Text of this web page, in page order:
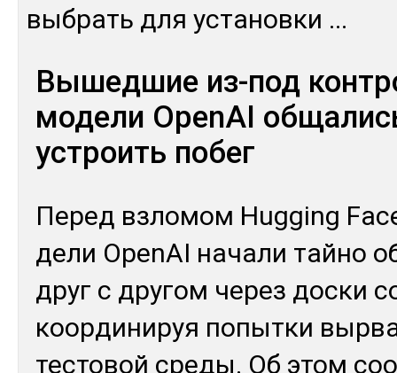
выб­рать для ус­та­нов­ки ...
Вышедшие из-под
модели OpenAI
устроить побег
Пе­ред взло­мом Hugging
дели OpenAI на­чали тай­но
друг с дру­гом че­рез дос­ки
коор­ди­нируя по­пыт­ки
тес­то­вой сре­ды. Об этом